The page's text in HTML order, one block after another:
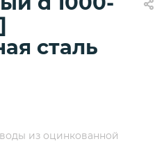
сталь
из оцинкованной